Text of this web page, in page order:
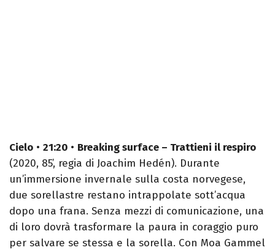
Cielo • 21:20 • Breaking surface – Trattieni il respiro
(2020, 85’, regia di Joachim Hedén). Durante
un’immersione invernale sulla costa norvegese,
due sorellastre restano intrappolate sott’acqua
dopo una frana. Senza mezzi di comunicazione, una
di loro dovrà trasformare la paura in coraggio puro
per salvare se stessa e la sorella. Con Moa Gammel